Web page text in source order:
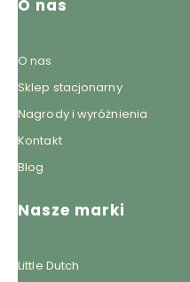
O nas
O nas
Sklep stacjonarny
Nagrody i wyróżnienia
Kontakt
Blog
Nasze marki
Little Dutch